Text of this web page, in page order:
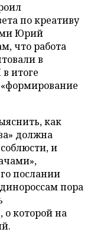
по креативу
Юрий
что работа
в
итоге
как
должна
и
послании
пора
о которой на